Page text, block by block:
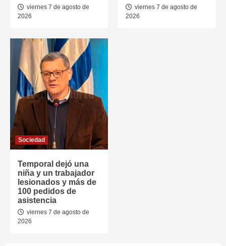
viernes 7 de agosto de
2026
viernes 7 de agosto de
2026
Sociedad
Temporal dejó una
niña y un trabajador
lesionados y más de
100 pedidos de
asistencia
viernes 7 de agosto de
2026